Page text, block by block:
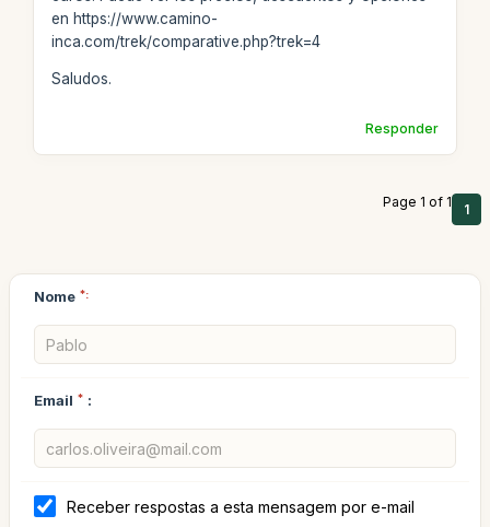
en https://www.camino-
inca.com/trek/comparative.php?trek=4
Saludos.
Responder
Page 1 of 1 1
Nome *:
Email * :
Receber respostas a esta mensagem por e-mail